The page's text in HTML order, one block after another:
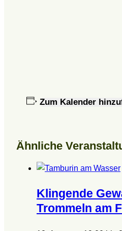
Zum Kalender
Ähnliche
Klingende
Trommeln am